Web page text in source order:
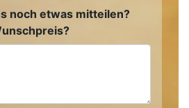
noch etwas mitteilen?